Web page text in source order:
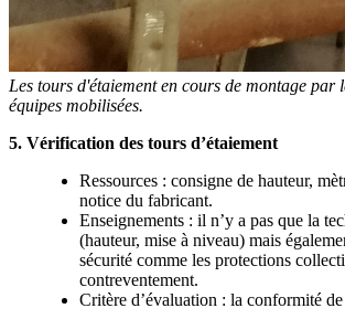
Les tours d'étaiement en cours de montage par
équipes mobilisées.
5. Vérification des tours d’étaiement
Ressources : consigne de hauteur,
notice du fabricant.
Enseignements : il n’y a pas que la
(hauteur, mise à niveau) mais
sécurité comme les protections
contreventement.
Critère d’évaluation : la conformité